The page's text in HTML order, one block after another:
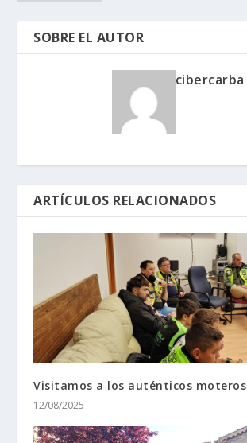
SOBRE EL AUTOR
cibercarba
ARTÍCULOS RELACIONADOS
Visitamos a los auténticos moteros
12/08/2025